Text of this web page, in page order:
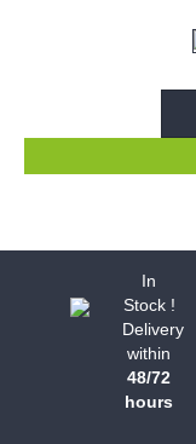
In
Stock !
Delivery
within
48/72
hours